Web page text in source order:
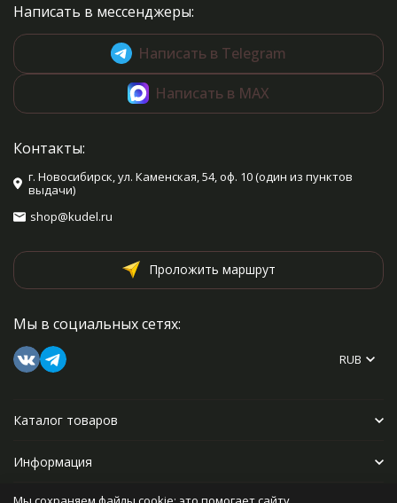
Написать в мессенджеры:
Написать в Telegram
Написать в MAX
Контакты:
г. Новосибирск, ул. Каменская, 54, оф. 10 (один из пунктов
выдачи)
shop@kudel.ru
Проложить маршрут
Мы в социальных сетях:
RUB
Каталог товаров
Информация